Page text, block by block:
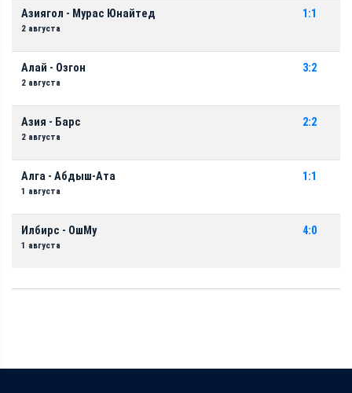
Азиягол - Мурас Юнайтед
2 августа
1:1
Алай - Озгон
2 августа
3:2
Азия - Барс
2 августа
2:2
Алга - Абдыш-Ата
1 августа
1:1
Илбирс - ОшМу
1 августа
4:0